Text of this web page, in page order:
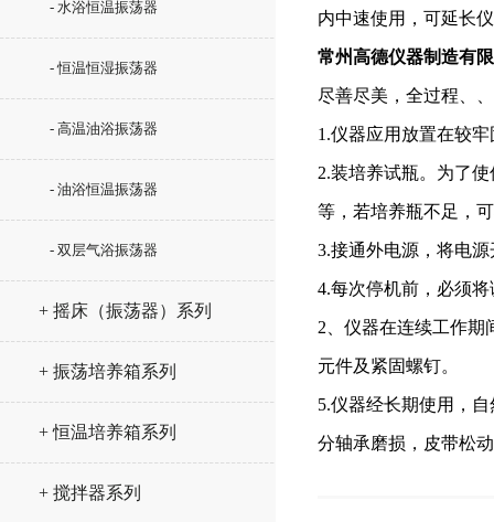
- 水浴恒温振荡器
- 恒温恒湿振荡器
- 高温油浴振荡器
- 油浴恒温振荡器
- 双层气浴振荡器
+ 摇床（振荡器）系列
+ 振荡培养箱系列
+ 恒温培养箱系列
+ 搅拌器系列
内中速使用，可延长
常州高德仪器制造有
尽善尽美，全过程、
1.仪器应用放置在较
2.装培养试瓶。为了
等，若培养瓶不足，
3.接通外电源，将电
4.每次停机前，必须
2、仪器在连续工作期
元件及紧固螺钉。
5.仪器经长期使用，
分轴承磨损，皮带松